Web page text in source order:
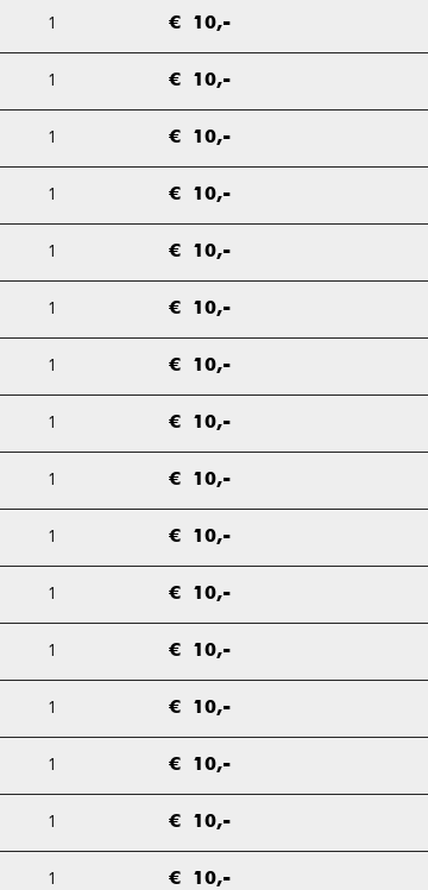
1 € 10,-
1 € 10,-
1 € 10,-
1 € 10,-
1 € 10,-
1 € 10,-
1 € 10,-
1 € 10,-
1 € 10,-
1 € 10,-
1 € 10,-
1 € 10,-
1 € 10,-
1 € 10,-
1 € 10,-
1 € 10,-